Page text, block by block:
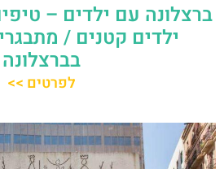
ברצלונה עם ילדים –
ילדים קטנים /
בברצלונה
לפרטים >>